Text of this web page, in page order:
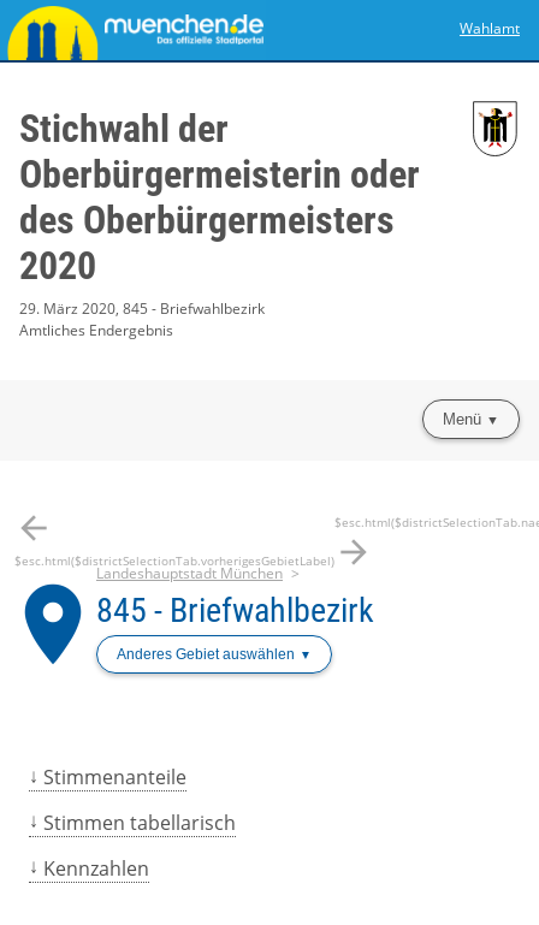
Wahlamt
Stichwahl der
Oberbürgermeisterin oder
des Oberbürgermeisters
2020
29. März 2020, 845 - Briefwahlbezirk
Amtliches Endergebnis
Menü
arrow_back
$esc.html($districtSelectionTab.vorherigesGebietLabel) arrow_forward
place
Landeshauptstadt München
845 - Briefwahlbezirk
Anderes Gebiet auswählen
Stimmenanteile
Stimmen tabellarisch
Kennzahlen